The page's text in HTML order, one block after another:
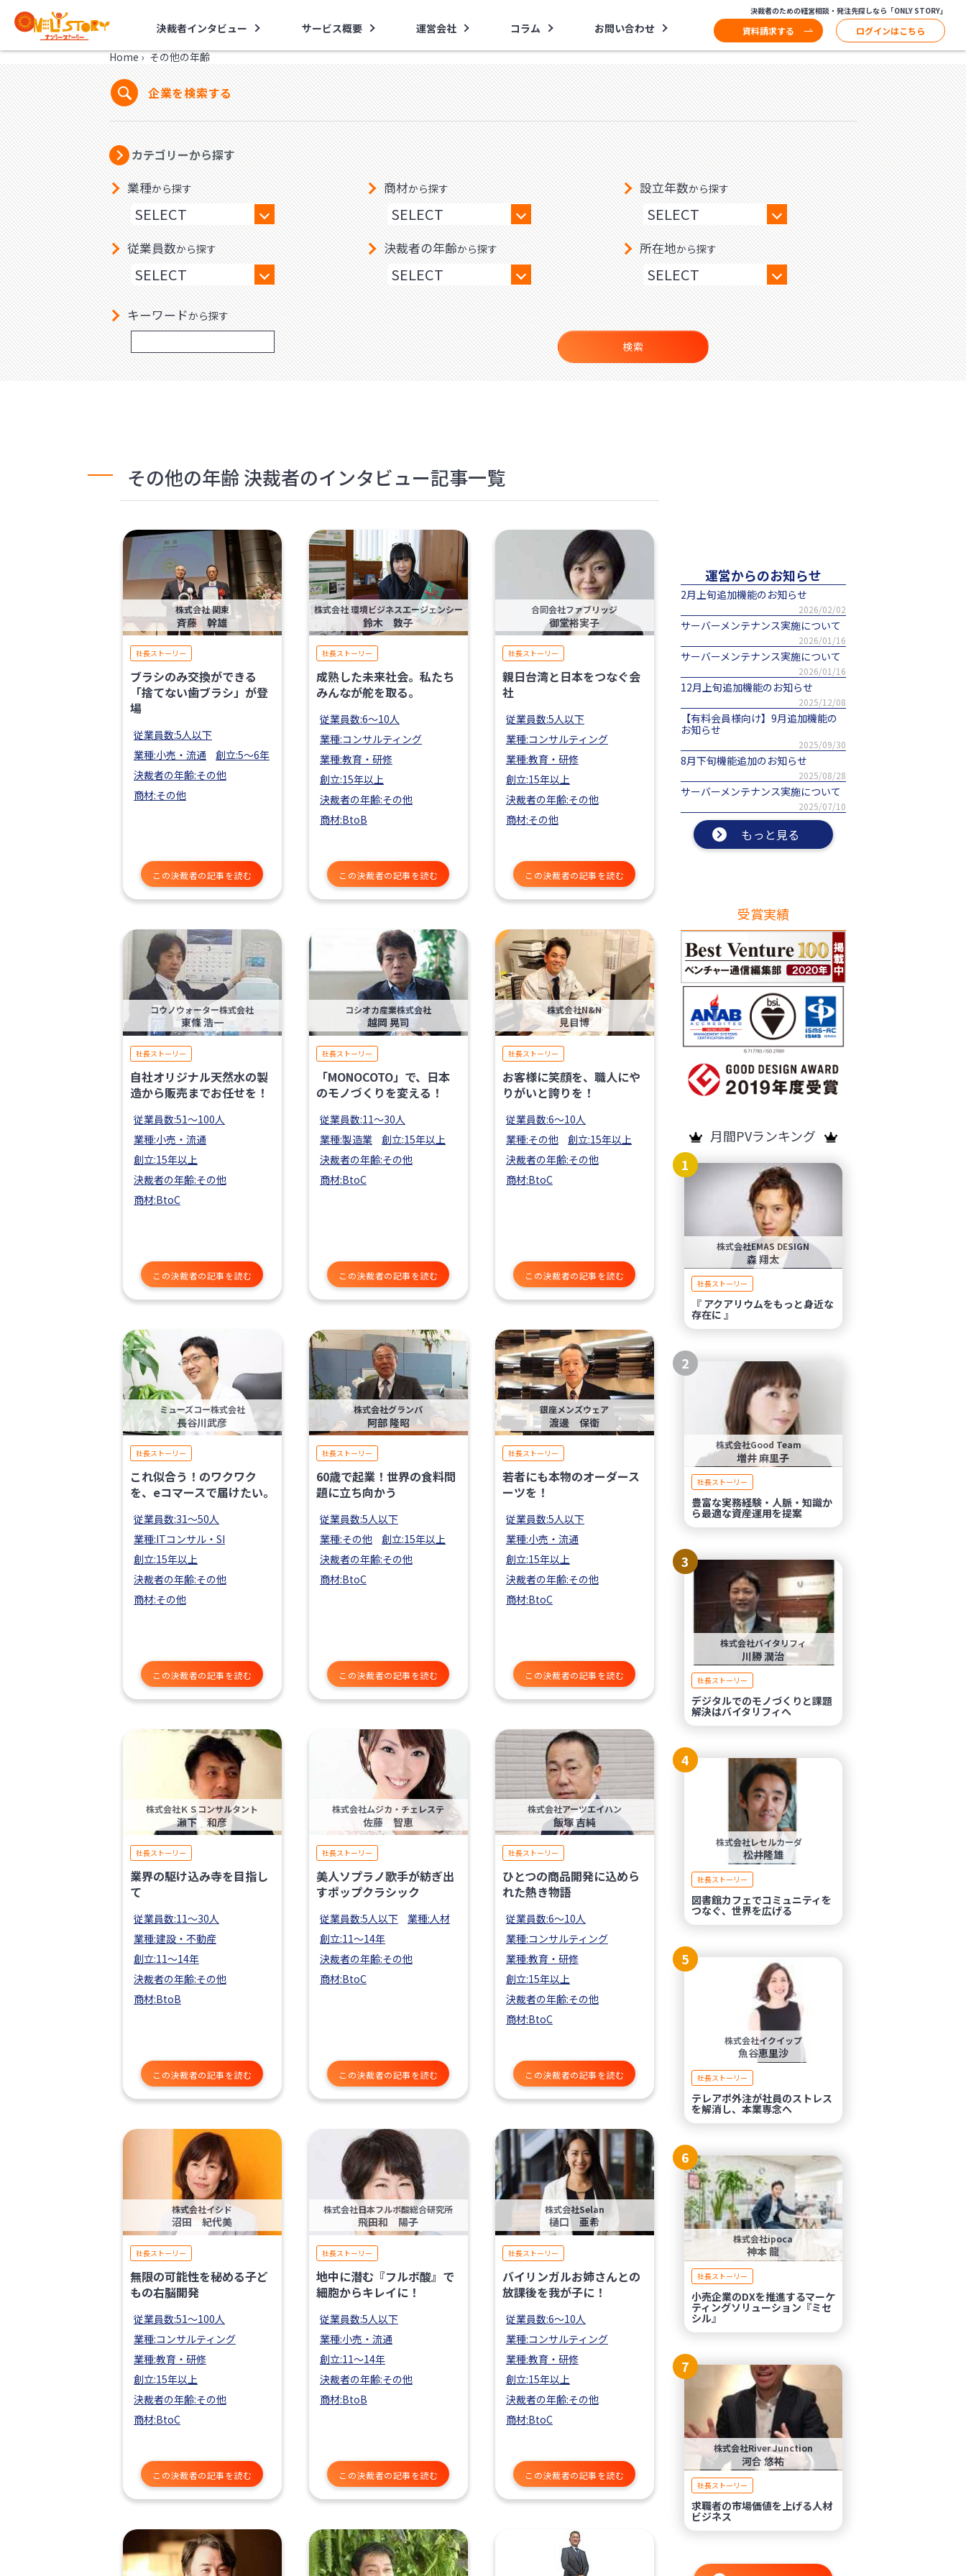
決裁者インタビュー サービス概要 運営会社 コラム お問い合わせ
決裁者のための経営相談・発注先探しなら「ONLY STORY」
資料請求する ログインはこちら
Home › その他の年齢
企業を検索する
カテゴリーから探す
業種から探す 商材から探す 設立年数から探す
従業員数から探す 決裁者の年齢から探す 所在地から探す
キーワードから探す
検索
その他の年齢 決裁者のインタビュー記事一覧
株式会社 関東
斉藤 幹雄
社長ストーリー
ブラシのみ交換ができる
「捨てない歯ブラシ」が登
場
従業員数:5人以下
業種:小売・流通
創立:5〜6年
決裁者の年齢:その他
商材:その他
この決裁者の記事を読む
株式会社 環境ビジネスエージェンシー
鈴木 敦子
社長ストーリー
成熟した未来社会。私たち
みんなが舵を取る。
従業員数:6～10人
業種:コンサルティング
業種:教育・研修
創立:15年以上
決裁者の年齢:その他
商材:BtoB
この決裁者の記事を読む
合同会社ファブリッジ
御堂裕実子
社長ストーリー
親日台湾と日本をつなぐ会
社
従業員数:5人以下
業種:コンサルティング
業種:教育・研修
創立:15年以上
決裁者の年齢:その他
商材:その他
この決裁者の記事を読む
コウノウォーター株式会社
東條 浩一
社長ストーリー
自社オリジナル天然水の製
造から販売までお任せを！
従業員数:51〜100人
業種:小売・流通
創立:15年以上
決裁者の年齢:その他
商材:BtoC
この決裁者の記事を読む
コシオカ産業株式会社
越岡 晃司
社長ストーリー
「MONOCOTO」で、日本
のモノづくりを変える！
従業員数:11〜30人
業種:製造業
創立:15年以上
決裁者の年齢:その他
商材:BtoC
この決裁者の記事を読む
株式会社N&N
見目博
社長ストーリー
お客様に笑顔を、職人にや
りがいと誇りを！
従業員数:6～10人
業種:その他
創立:15年以上
決裁者の年齢:その他
商材:BtoC
この決裁者の記事を読む
ミューズコー株式会社
長谷川武彦
社長ストーリー
これ似合う！のワクワク
を、eコマースで届けたい。
従業員数:31〜50人
業種:ITコンサル・SI
創立:15年以上
決裁者の年齢:その他
商材:その他
この決裁者の記事を読む
株式会社グランパ
阿部 隆昭
社長ストーリー
60歳で起業！世界の食料問
題に立ち向かう
従業員数:5人以下
業種:その他
創立:15年以上
決裁者の年齢:その他
商材:BtoC
この決裁者の記事を読む
銀座メンズウェア
渡邊 保衛
社長ストーリー
若者にも本物のオーダース
ーツを！
従業員数:5人以下
業種:小売・流通
創立:15年以上
決裁者の年齢:その他
商材:BtoC
この決裁者の記事を読む
株式会社ＫＳコンサルタント
瀬下 和彦
社長ストーリー
業界の駆け込み寺を目指し
て
従業員数:11〜30人
業種:建設・不動産
創立:11〜14年
決裁者の年齢:その他
商材:BtoB
この決裁者の記事を読む
株式会社ムジカ・チェレステ
佐藤 智恵
社長ストーリー
美人ソプラノ歌手が紡ぎ出
すポップクラシック
従業員数:5人以下
業種:人材
創立:11〜14年
決裁者の年齢:その他
商材:BtoC
この決裁者の記事を読む
株式会社アーツエイハン
飯塚 吉純
社長ストーリー
ひとつの商品開発に込めら
れた熱き物語
従業員数:6～10人
業種:コンサルティング
業種:教育・研修
創立:15年以上
決裁者の年齢:その他
商材:BtoC
この決裁者の記事を読む
株式会社イシド
沼田 紀代美
社長ストーリー
無限の可能性を秘める子ど
もの右脳開発
従業員数:51〜100人
業種:コンサルティング
業種:教育・研修
創立:15年以上
決裁者の年齢:その他
商材:BtoC
この決裁者の記事を読む
株式会社日本フルボ酸総合研究所
飛田和 陽子
社長ストーリー
地中に潜む『フルボ酸』で
細胞からキレイに！
従業員数:5人以下
業種:小売・流通
創立:11〜14年
決裁者の年齢:その他
商材:BtoB
この決裁者の記事を読む
株式会社Selan
樋口 亜希
社長ストーリー
バイリンガルお姉さんとの
放課後を我が子に！
従業員数:6～10人
業種:コンサルティング
業種:教育・研修
創立:15年以上
決裁者の年齢:その他
商材:BtoC
この決裁者の記事を読む
運営からのお知らせ
2月上旬追加機能のお知らせ
2026/02/02
サーバーメンテナンス実施について
2026/01/16
サーバーメンテナンス実施について
2026/01/16
12月上旬追加機能のお知らせ
2025/12/08
【有料会員様向け】9月追加機能の
お知らせ
2025/09/30
8月下旬機能追加のお知らせ
2025/08/28
サーバーメンテナンス実施について
2025/07/10
もっと見る
受賞実績
月間PVランキング
1
株式会社EMAS DESIGN
森 翔太
社長ストーリー
『 アクアリウムをもっと身近な
存在に 』
2
株式会社Good Team
増井 麻里子
社長ストーリー
豊富な実務経験・人脈・知識か
ら最適な資産運用を提案
3
株式会社バイタリフィ
川勝 潤治
社長ストーリー
デジタルでのモノづくりと課題
解決はバイタリフィへ
4
株式会社レセルカーダ
松井隆雄
社長ストーリー
図書館カフェでコミュニティを
つなぐ、世界を広げる
5
株式会社イクイップ
魚谷恵里沙
社長ストーリー
テレアポ外注が社員のストレス
を解消し、本業専念へ
6
株式会社ipoca
神本 龍
社長ストーリー
小売企業のDXを推進するマーケ
ティングソリューション『ミセ
シル』
7
株式会社River Junction
河合 悠祐
社長ストーリー
求職者の市場価値を上げる人材
ビジネス